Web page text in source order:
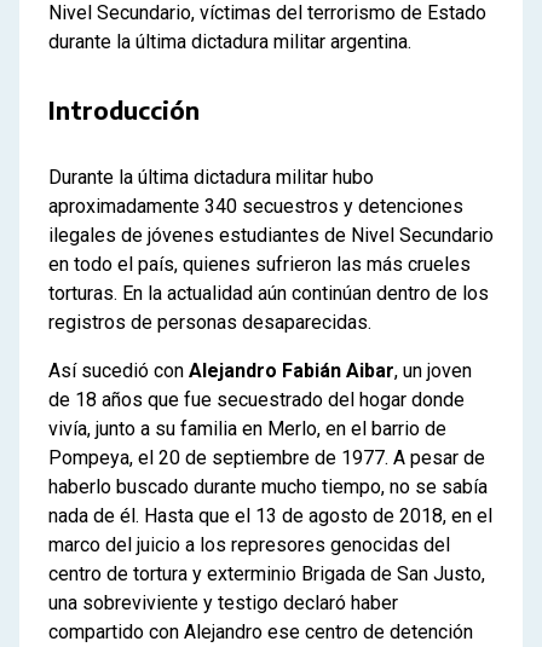
Nivel Secundario, víctimas del terrorismo de Estado
durante la última dictadura militar argentina.
Introducción
Durante la última dictadura militar hubo
aproximadamente 340 secuestros y detenciones
ilegales de jóvenes estudiantes de Nivel Secundario
en todo el país, quienes sufrieron las más crueles
torturas. En la actualidad aún continúan dentro de los
registros de personas desaparecidas.
Así sucedió con Alejandro Fabián Aibar, un joven
de 18 años que fue secuestrado del hogar donde
vivía, junto a su familia en Merlo, en el barrio de
Pompeya, el 20 de septiembre de 1977. A pesar de
haberlo buscado durante mucho tiempo, no se sabía
nada de él. Hasta que el 13 de agosto de 2018, en el
marco del juicio a los represores genocidas del
centro de tortura y exterminio Brigada de San Justo,
una sobreviviente y testigo declaró haber
compartido con Alejandro ese centro de detención